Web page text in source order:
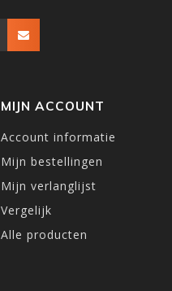
MIJN ACCOUNT
Account informatie
Mijn bestellingen
Mijn verlanglijst
Vergelijk
Alle producten